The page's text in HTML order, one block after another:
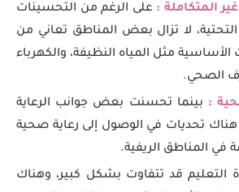
غير المتكاملة : على الرغم من التحسينات
التحتية، لا تزال بعض المناطق تعاني من
مثل المياه النظيفة، والكهرباء
الصحي.
: بينما تحسنت بعض جوانب الرعاية
تحديات في الوصول إلى رعاية صحية
في المناطق الريفية.
التعليم قد تتفاوت بشكل كبير، وهناك